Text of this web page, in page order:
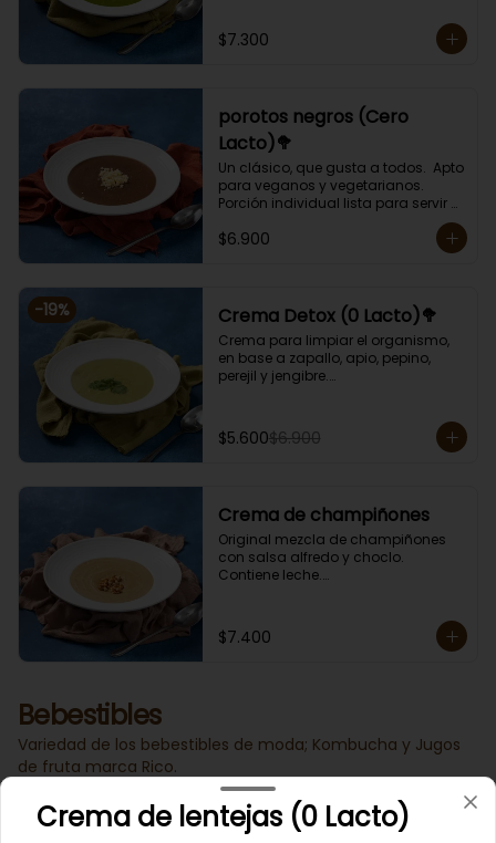
de 400 grs.
$7.300
porotos negros (Cero
Lacto)🥦
Un clásico, que gusta a todos.  Apto
para veganos y vegetarianos.
Porción individual lista para servir
$6.900
-19% Crema Detox (0 Lacto)🥦
Crema para limpiar el organismo,
en base a zapallo, apio, pepino,
perejil y jengibre.
de 400 grs.
$5.600$6.900
Crema de champiñones
Original mezcla de champiñones
con salsa alfredo y choclo.
Contiene leche.
$7.400
Bebestibles
Variedad de los bebestibles de moda; Kombucha y Jugos
de fruta marca Rico.
Jugos Rico
Crema de lentejas (0 Lacto)